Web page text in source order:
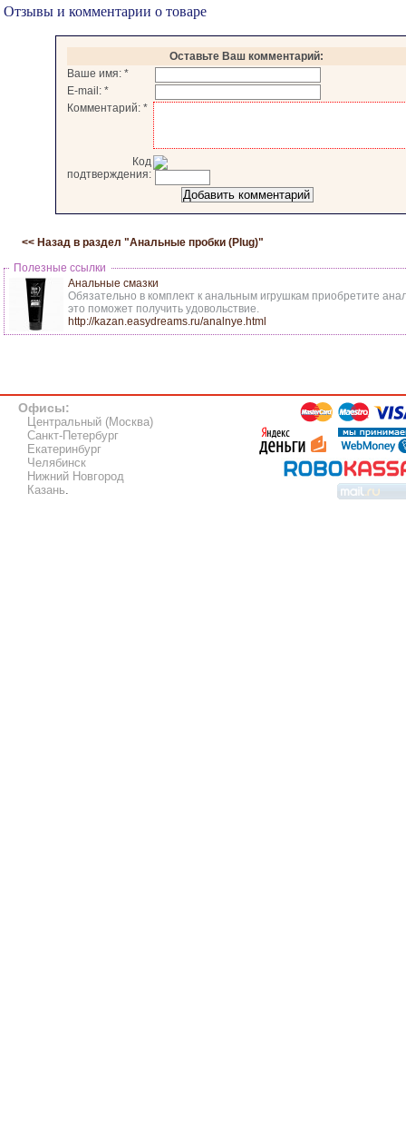
Отзывы и комментарии о товаре
Оставьте Ваш комментарий:
Ваше имя: *
E-mail: *
Комментарий: *
Код
подтверждения:
<< Назад в раздел "Анальные пробки (Plug)"
Полезные ссылки
Анальные смазки
Обязательно в комплект к анальным игрушкам приобретите
это поможет получить удовольствие.
http://kazan.easydreams.ru/analnye.html
Офисы:
Центральный (Москва)
Санкт-Петербург
Екатеринбург
Челябинск
Нижний Новгород
Казань.